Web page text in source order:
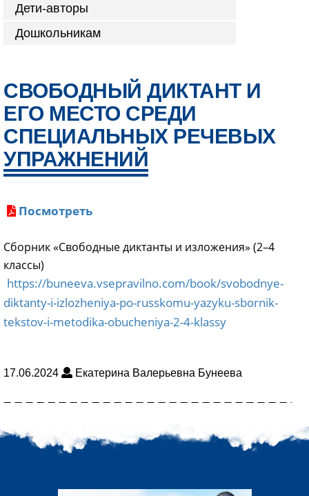
СВОБОДНЫЙ ДИКТАНТ И
ЕГО МЕСТО СРЕДИ
СПЕЦИАЛЬНЫХ РЕЧЕВЫХ
УПРАЖНЕНИЙ
Посмотреть
Сборник «Свободные диктанты и изложения» (2–4
классы)
https://buneeva.vsepravilno.com/book/svobodnye-
diktanty-i-izlozheniya-po-russkomu-yazyku-sbornik-
tekstov-i-metodika-obucheniya-2-4-klassy
17.06.2024 Екатерина Валерьевна Бунеева
Дети-авторы
Дошкольникам